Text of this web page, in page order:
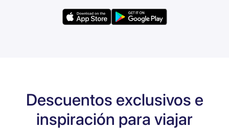
Descuentos exclusivos e
inspiración para viajar